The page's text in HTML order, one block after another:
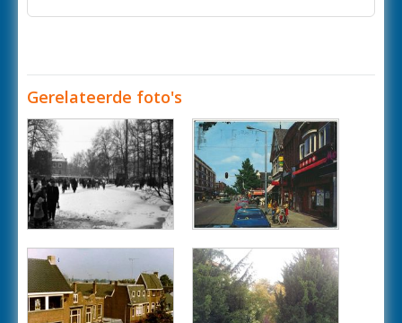
Gerelateerde foto's